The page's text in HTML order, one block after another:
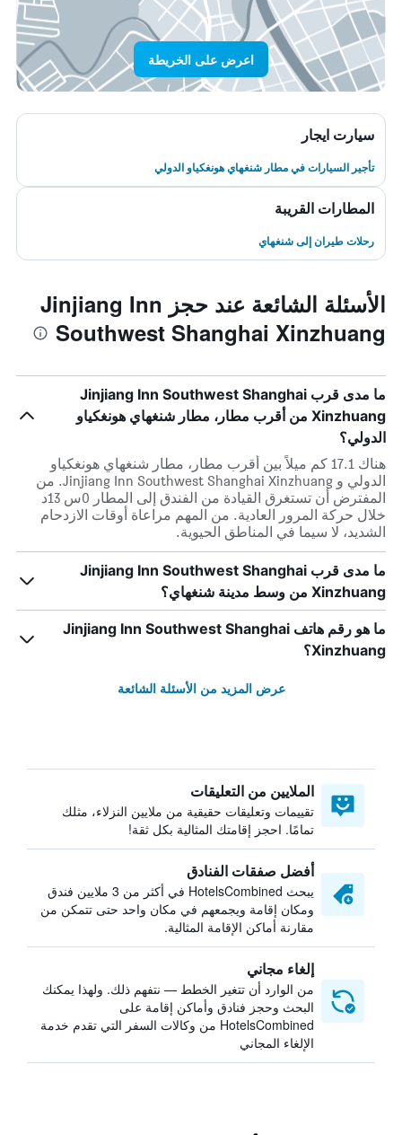
اعرض على الخريطة
سيارت ايجار
تأجير السيارات في مطار شنغهاي هونغكياو الدولي
المطارات القريبة
رحلات طيران إلى شنغهاي
الأسئلة الشائعة عند حجز Jinjiang Inn
Southwest Shanghai Xinzhuang
ما مدى قرب Jinjiang Inn Southwest Shanghai
Xinzhuang من أقرب مطار، مطار شنغهاي هونغكياو
الدولي؟
هناك 17.1 كم ميلاً بين أقرب مطار، مطار شنغهاي هونغكياو
الدولي و Jinjiang Inn Southwest Shanghai Xinzhuang. من
المفترض أن تستغرق القيادة من الفندق إلى المطار 0س 13د
خلال حركة المرور العادية. من المهم مراعاة أوقات الازدحام
الشديد، لا سيما في المناطق الحيوية.
ما مدى قرب Jinjiang Inn Southwest Shanghai
Xinzhuang من وسط مدينة شنغهاي؟
ما هو رقم هاتف Jinjiang Inn Southwest Shanghai
Xinzhuang؟
عرض المزيد من الأسئلة الشائعة
الملايين من التعليقات
تقييمات وتعليقات حقيقية من ملايين النزلاء، مثلك
تمامًا. احجز إقامتك المثالية بكل ثقة!
أفضل صفقات الفنادق
يبحث HotelsCombined في أكثر من 3 ملايين فندق
ومكان إقامة ويجمعهم في مكان واحد حتى تتمكن من
مقارنة أماكن الإقامة المثالية.
إلغاء مجاني
من الوارد أن تتغير الخطط — نتفهم ذلك. ولهذا يمكنك
البحث وحجز فنادق وأماكن إقامة على
HotelsCombined من وكالات السفر التي تقدم خدمة
الإلغاء المجاني